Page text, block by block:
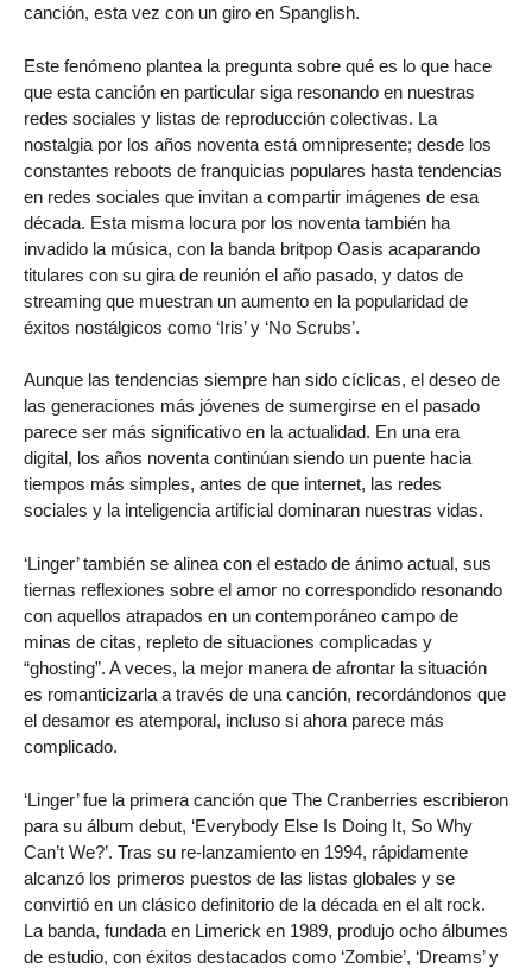
canción, esta vez con un giro en Spanglish.
Este fenómeno plantea la pregunta sobre qué es lo que hace
que esta canción en particular siga resonando en nuestras
redes sociales y listas de reproducción colectivas. La
nostalgia por los años noventa está omnipresente; desde los
constantes reboots de franquicias populares hasta tendencias
en redes sociales que invitan a compartir imágenes de esa
década. Esta misma locura por los noventa también ha
invadido la música, con la banda britpop Oasis acaparando
titulares con su gira de reunión el año pasado, y datos de
streaming que muestran un aumento en la popularidad de
éxitos nostálgicos como ‘Iris’ y ‘No Scrubs’.
Aunque las tendencias siempre han sido cíclicas, el deseo de
las generaciones más jóvenes de sumergirse en el pasado
parece ser más significativo en la actualidad. En una era
digital, los años noventa continúan siendo un puente hacia
tiempos más simples, antes de que internet, las redes
sociales y la inteligencia artificial dominaran nuestras vidas.
‘Linger’ también se alinea con el estado de ánimo actual, sus
tiernas reflexiones sobre el amor no correspondido resonando
con aquellos atrapados en un contemporáneo campo de
minas de citas, repleto de situaciones complicadas y
“ghosting”. A veces, la mejor manera de afrontar la situación
es romanticizarla a través de una canción, recordándonos que
el desamor es atemporal, incluso si ahora parece más
complicado.
‘Linger’ fue la primera canción que The Cranberries escribieron
para su álbum debut, ‘Everybody Else Is Doing It, So Why
Can’t We?’. Tras su re-lanzamiento en 1994, rápidamente
alcanzó los primeros puestos de las listas globales y se
convirtió en un clásico definitorio de la década en el alt rock.
La banda, fundada en Limerick en 1989, produjo ocho álbumes
de estudio, con éxitos destacados como ‘Zombie’, ‘Dreams’ y